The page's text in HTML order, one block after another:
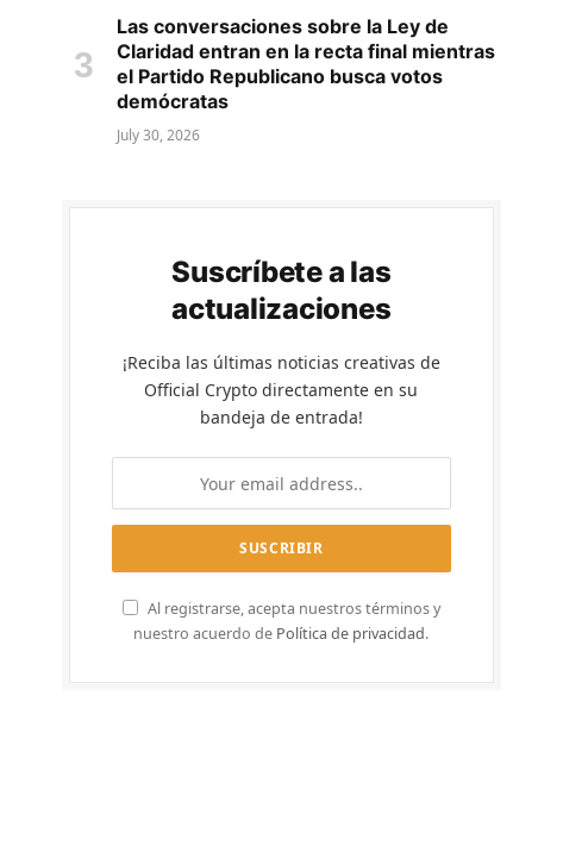
Las conversaciones sobre la Ley de
Claridad entran en la recta final mientras
el Partido Republicano busca votos
demócratas
July 30, 2026
Suscríbete a las
actualizaciones
¡Reciba las últimas noticias creativas de
Official Crypto directamente en su
bandeja de entrada!
Al registrarse, acepta nuestros términos y
nuestro acuerdo de Política de privacidad.